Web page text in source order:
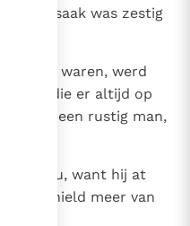
Isaak was zestig
waren, werd
man die er altijd op
was een rustig man,
Esau, want hij at
hield meer van